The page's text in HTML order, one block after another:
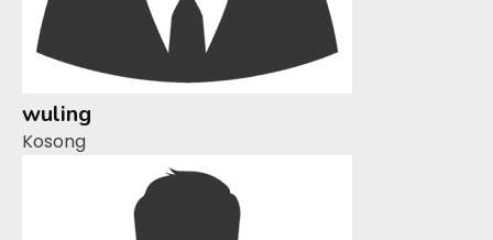
wuling
Kosong